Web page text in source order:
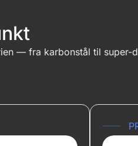
— fra karbonstål til